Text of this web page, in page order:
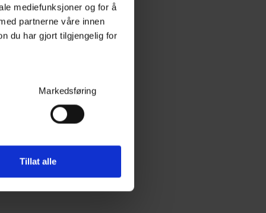
mediefunksjoner og for å
partnerne våre innen
du har gjort tilgjengelig for
Markedsføring
Tillat alle